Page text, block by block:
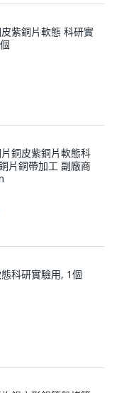
紫銅片軟態 科研實
銅皮紫銅片軟態科
片銅帶加工 副廠商
科研實驗用, 1個